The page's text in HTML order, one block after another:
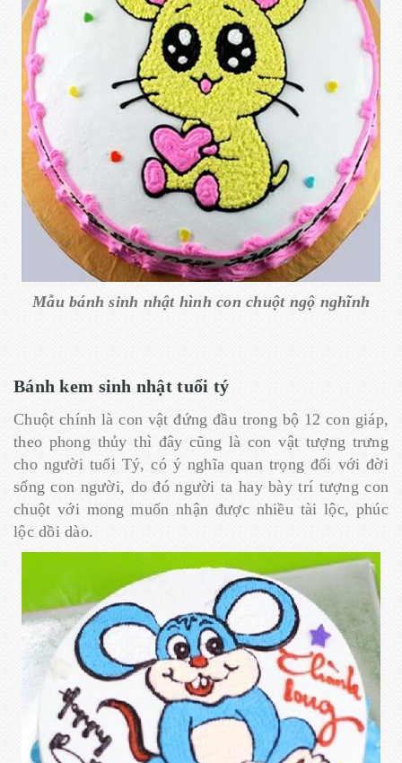
Mẫu bánh sinh nhật hình con chuột ngộ nghĩnh
Bánh kem sinh nhật tuổi tý
Chuột chính là con vật đứng đầu trong bộ 12 con giáp,
theo phong thủy thì đây cũng là con vật tượng trưng
cho người tuổi Tý, có ý nghĩa quan trọng đối với đời
sống con người, do đó người ta hay bày trí tượng con
chuột với mong muốn nhận được nhiều tài lộc, phúc
lộc dồi dào.